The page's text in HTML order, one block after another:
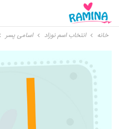
خانه انتخاب اسم نوزاد اسامی پسر